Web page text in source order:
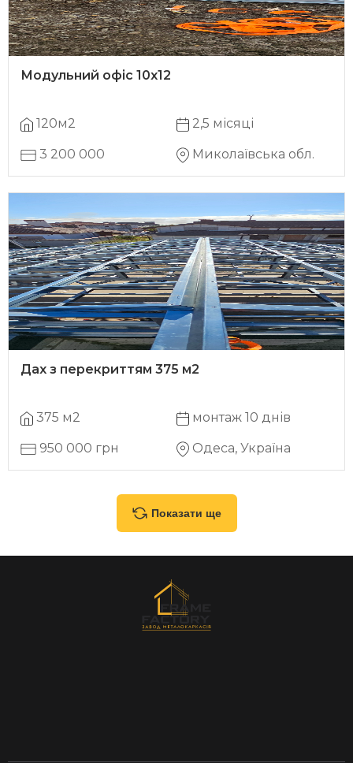
Модульний офіс 10х12
120м2 2,5 місяці
3 200 000 Миколаївська обл.
Дах з перекриттям 375 м2
375 м2 монтаж 10 днів
950 000 грн Одеса, Україна
Показати ще